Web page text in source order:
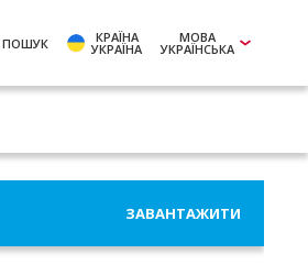
ПОШУК КРАЇНА
УКРАЇНА
МОВА
УКРАЇНСЬКА
ЗАВАНТАЖИТИ